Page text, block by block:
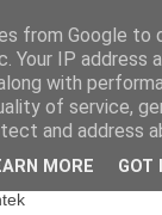
from Google to
Your IP address
with
of service,
and address
MORE GOT